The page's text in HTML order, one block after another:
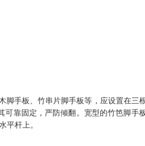
脚手板、竹串片脚手板等，应设置在三
靠固定，严防倾翻。宽型的竹笆脚手
杆上。